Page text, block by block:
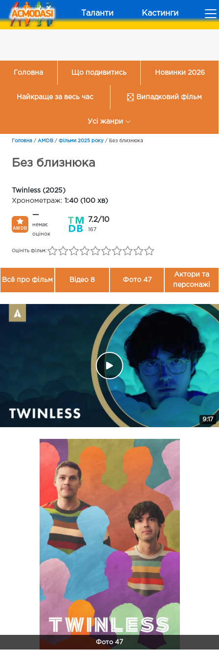
Таланти Кастинги
Головна Що подивитись Новинки 2026
Найкраще за весь час Випадковий фільм
Усі жанри
Головна / AMDB / Фільми 2025 року / Без близнюка
Без близнюка
Twinless (2025)
Хронометраж: 1:40 (100 хв)
—
немає
оцінок
7.2/10
167
Оцініть фільм:
Всё про фільм Відео 8 Фото 47
Актори та
персонажі
9:17
Фото 47